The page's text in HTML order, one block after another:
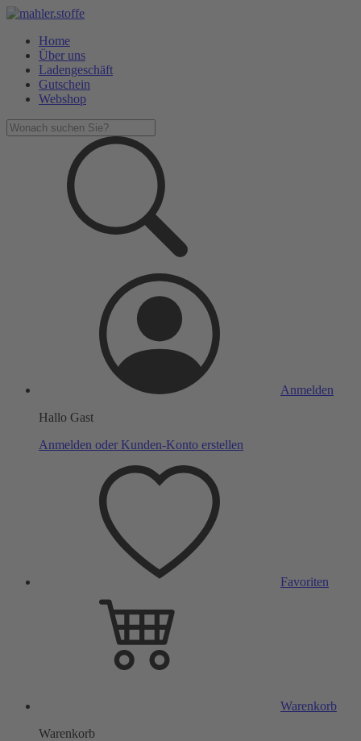
Home
Über uns
Ladengeschäft
Gutschein
Webshop
Anmelden
Hallo Gast
Anmelden oder Kunden-Konto erstellen
Favoriten
Warenkorb
Warenkorb